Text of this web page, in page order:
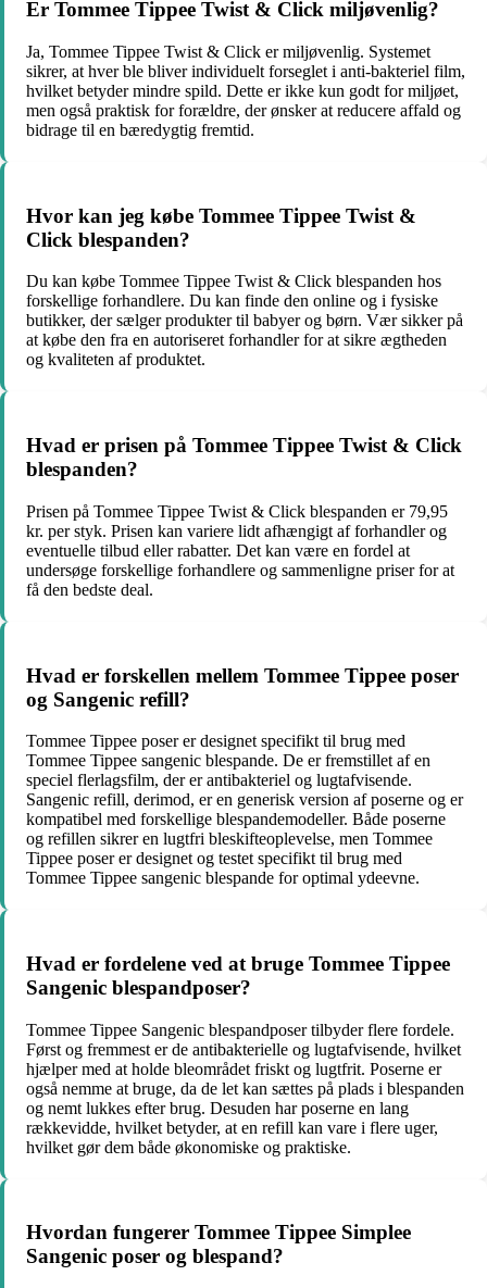
Er Tommee Tippee Twist & Click miljøvenlig?
Ja, Tommee Tippee Twist & Click er miljøvenlig. Systemet
sikrer, at hver ble bliver individuelt forseglet i anti-bakteriel film,
hvilket betyder mindre spild. Dette er ikke kun godt for miljøet,
men også praktisk for forældre, der ønsker at reducere affald og
bidrage til en bæredygtig fremtid.
Hvor kan jeg købe Tommee Tippee Twist &
Click blespanden?
Du kan købe Tommee Tippee Twist & Click blespanden hos
forskellige forhandlere. Du kan finde den online og i fysiske
butikker, der sælger produkter til babyer og børn. Vær sikker på
at købe den fra en autoriseret forhandler for at sikre ægtheden
og kvaliteten af produktet.
Hvad er prisen på Tommee Tippee Twist & Click
blespanden?
Prisen på Tommee Tippee Twist & Click blespanden er 79,95
kr. per styk. Prisen kan variere lidt afhængigt af forhandler og
eventuelle tilbud eller rabatter. Det kan være en fordel at
undersøge forskellige forhandlere og sammenligne priser for at
få den bedste deal.
Hvad er forskellen mellem Tommee Tippee poser
og Sangenic refill?
Tommee Tippee poser er designet specifikt til brug med
Tommee Tippee sangenic blespande. De er fremstillet af en
speciel flerlagsfilm, der er antibakteriel og lugtafvisende.
Sangenic refill, derimod, er en generisk version af poserne og er
kompatibel med forskellige blespandemodeller. Både poserne
og refillen sikrer en lugtfri bleskifteoplevelse, men Tommee
Tippee poser er designet og testet specifikt til brug med
Tommee Tippee sangenic blespande for optimal ydeevne.
Hvad er fordelene ved at bruge Tommee Tippee
Sangenic blespandposer?
Tommee Tippee Sangenic blespandposer tilbyder flere fordele.
Først og fremmest er de antibakterielle og lugtafvisende, hvilket
hjælper med at holde bleområdet friskt og lugtfrit. Poserne er
også nemme at bruge, da de let kan sættes på plads i blespanden
og nemt lukkes efter brug. Desuden har poserne en lang
rækkevidde, hvilket betyder, at en refill kan vare i flere uger,
hvilket gør dem både økonomiske og praktiske.
Hvordan fungerer Tommee Tippee Simplee
Sangenic poser og blespand?